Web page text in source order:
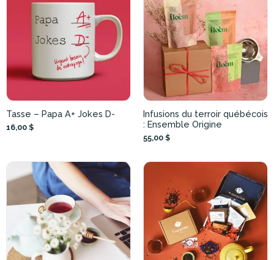
Tasse – Papa A+ Jokes D-
16,00 $
Infusions du terroir québécois
: Ensemble Origine
55,00 $